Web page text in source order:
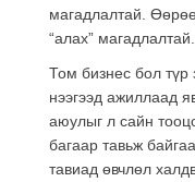
магадлалтай.
“алах” магадлалтай.
Том бизнес бол түр
нээгээд ажиллаад
аюулыг л сайн
багаар тавьж
тавиад өвчлөл